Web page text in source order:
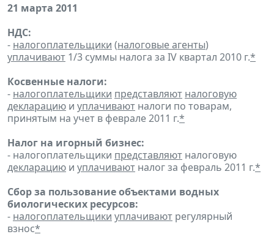
21 марта 2011
НДС:
- налогоплательщики (налоговые агенты)
уплачивают 1/3 суммы налога за IV квартал 2010 г.*
Косвенные налоги:
- налогоплательщики представляют налоговую
декларацию и уплачивают налоги по товарам,
принятым на учет в феврале 2011 г.*
Налог на игорный бизнес:
- налогоплательщики представляют налоговую
декларацию и уплачивают налог за февраль 2011 г.*
Сбор за пользование объектами водных
биологических ресурсов:
- налогоплательщики уплачивают регулярный
взнос*